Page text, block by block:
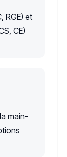
RGE) et
CE)
main-